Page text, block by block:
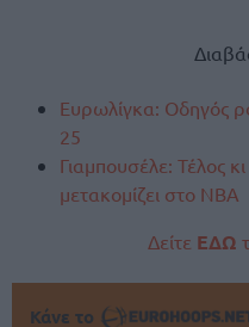
Ευρωλίγκα: Οδηγός
25
Γιαμπουσέλε: Τέλος
μετακομίζει στο NBA
Δείτε ΕΔΩ
Κάνε το